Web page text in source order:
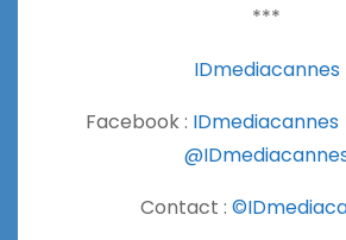
***
IDmediacannes
Facebook : IDmediacannes
Contact :